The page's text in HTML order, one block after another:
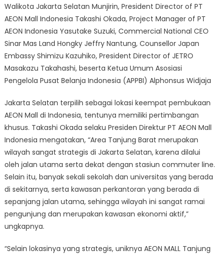
Walikota Jakarta Selatan Munjirin, President Director of PT
AEON Mall Indonesia Takashi Okada, Project Manager of PT
AEON Indonesia Yasutake Suzuki, Commercial National CEO
Sinar Mas Land Hongky Jeffry Nantung, Counsellor Japan
Embassy Shimizu Kazuhiko, President Director of JETRO
Masakazu Takahashi, beserta Ketua Umum Asosiasi
Pengelola Pusat Belanja Indonesia (APPBI) Alphonsus Widjaja
Jakarta Selatan terpilih sebagai lokasi keempat pembukaan
AEON Mall di Indonesia, tentunya memiliki pertimbangan
khusus. Takashi Okada selaku Presiden Direktur PT AEON Mall
Indonesia mengatakan, “Area Tanjung Barat merupakan
wilayah sangat strategis di Jakarta Selatan, karena dilalui
oleh jalan utama serta dekat dengan stasiun commuter line.
Selain itu, banyak sekali sekolah dan universitas yang berada
di sekitarnya, serta kawasan perkantoran yang berada di
sepanjang jalan utama, sehingga wilayah ini sangat ramai
pengunjung dan merupakan kawasan ekonomi aktif,”
ungkapnya.
“Selain lokasinya yang strategis, uniknya AEON MALL Tanjung